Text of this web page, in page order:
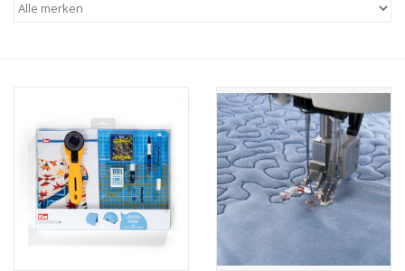
Opbergsystemen
Breien en haken
Handwerk